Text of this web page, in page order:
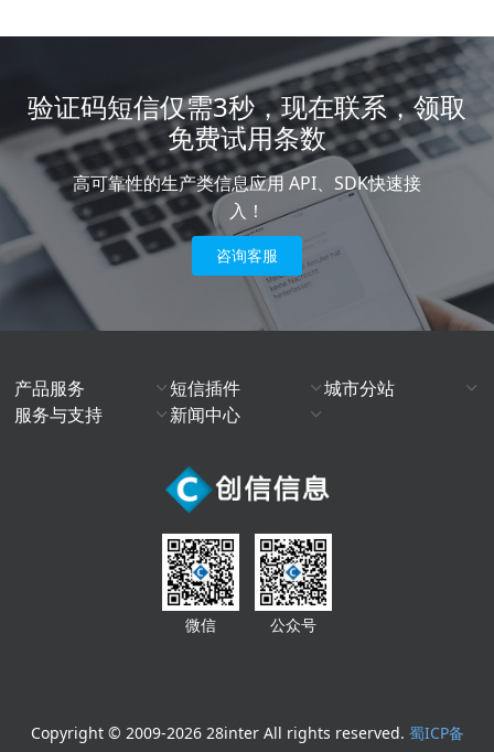
验证码短信仅需3秒，现在联系，领取
免费试用条数
高可靠性的生产类信息应用 API、SDK快速接
入！
咨询客服
产品服务 短信插件
城市分站
服务与支持
新闻中心
微信 公众号
Copyright © 2009-2026 28inter All rights reserved. 蜀ICP备